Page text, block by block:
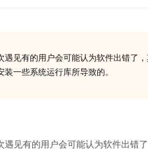
见有的用户会可能认为软件出错了，
一些系统运行库所导致的。
见有的用户会可能认为软件出错